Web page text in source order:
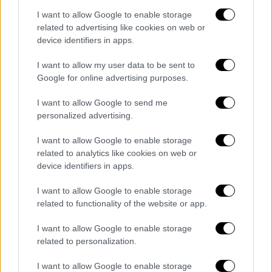
I want to allow Google to enable storage
related to advertising like cookies on web or
device identifiers in apps.
I want to allow my user data to be sent to
Google for online advertising purposes.
I want to allow Google to send me
personalized advertising.
I want to allow Google to enable storage
related to analytics like cookies on web or
device identifiers in apps.
I want to allow Google to enable storage
related to functionality of the website or app.
I want to allow Google to enable storage
related to personalization.
I want to allow Google to enable storage
παγετώνων
από τη βορειοανατολική Σκωτία
κινούνταν προς τα βορειοανατολικά, μακριά
από το Στόουνχεντζ, κάποιοι πράγματι
κινούνταν προς τα νοτιοανατολικά. Αυτός ο
παγωμένος «μεταφορικός ιμάντας»
θα
μπορούσε ενδεχομένως να έχει μεταφέρει
τον τεράστιο βράχο μέχρι το Dogger Bank,
μια πλέον βυθισμένη περιοχή γης πάνω από
400 χιλιόμετρα από το μνημείο, που
κάποτε
συνέδεε το Ηνωμένο Βασίλειο με την
υπόλοιπη Ευρώπη .
Αυτό σημαίνει ότι οι άνθρωποιέπρεπε να
μεταφέρουν το υπόλοιπο της διαδρομής
υποστηρίζουν οι επιστήμονες. «Η πέτρα θα
έπρεπε να μετακινηθεί ακόμη εκατοντάδες